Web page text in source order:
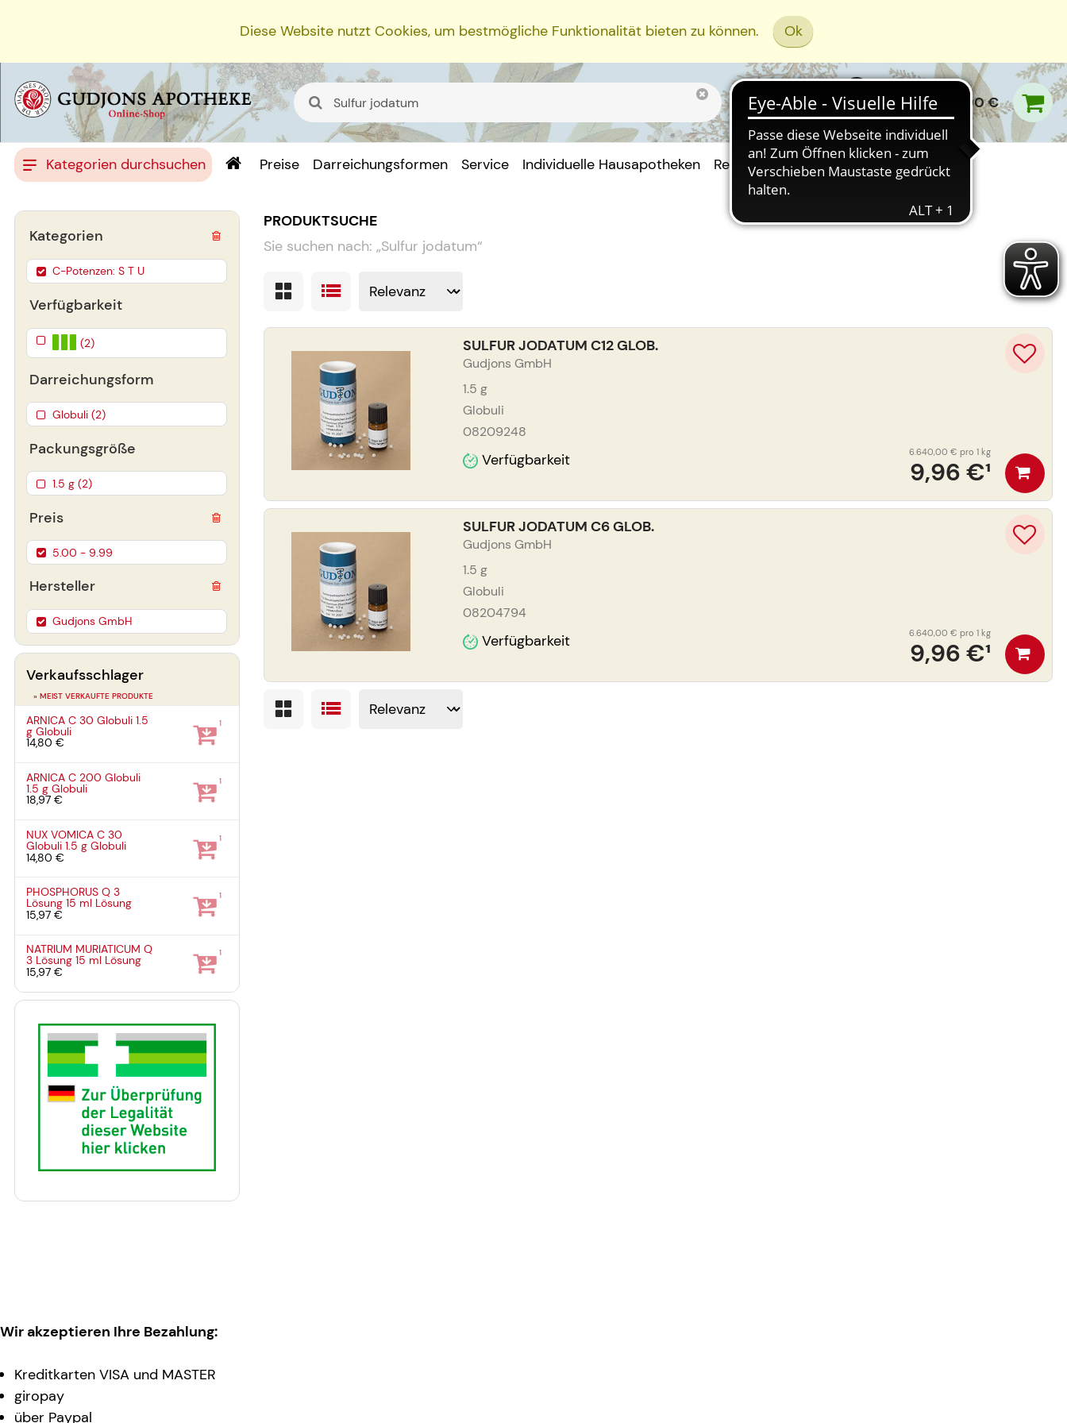
Diese Website nutzt Cookies, um bestmögliche Funktionalität bieten zu können. Ok
0,00 €
Kategorien durchsuchen Preise Darreichungsformen Service Individuelle Hausapotheken Rezept Einreichen
PRODUKTSUCHE
Sie suchen nach: „Sulfur jodatum“
SULFUR JODATUM C12 GLOB.
Gudjons GmbH
1.5 g
Globuli
08209248
Verfügbarkeit 9,96 €¹
6.640,00 € pro 1 kg
SULFUR JODATUM C6 GLOB.
Gudjons GmbH
1.5 g
Globuli
08204794
Verfügbarkeit 9,96 €¹
6.640,00 € pro 1 kg
Verfügbarkeit
(2)
Darreichungsform
Globuli (2)
Packungsgröße
1.5 g (2)
Preis
5.00 - 9.99
Hersteller
Gudjons GmbH
Kategorien
C-Potenzen: S T U
Verkaufsschlager
» MEIST VERKAUFTE PRODUKTE
ARNICA C 30 Globuli1.5
gGlobuli
14,80 €
1
ARNICA C 200 Globuli
1.5 gGlobuli
18,97 €
1
NUX VOMICA C 30
Globuli1.5 gGlobuli
14,80 €
1
PHOSPHORUS Q 3
Lösung15 ml Lösung
15,97 €
1
NATRIUM MURIATICUM Q
3 Lösung15 ml Lösung
15,97 €
1
Wir akzeptieren Ihre Bezahlung:
Kreditkarten VISA und MASTER
giropay
über Paypal